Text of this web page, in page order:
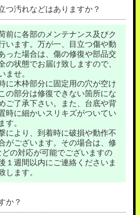
つ汚れなどはありますか？
前に各部のメンテナンス及びク
います。万が一、目立つ傷や動
った場合は、傷の修復や部品交
の状態でお届け致しますので、
ませ。
に木枠部分に固定用の穴が空け
の部分は修復できない箇所にな
ご了承下さい。また、台底や背
時に細かいスリキズがついてい
す。
により、到着時に破損や動作不
がございます。その場合は、修
の対応が可能でございますの
１週間以内にご連絡くださいま
します。
か？